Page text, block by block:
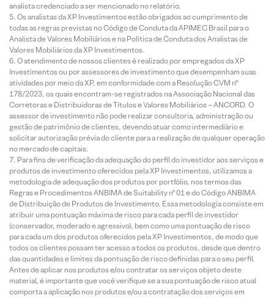
analista credenciado a ser mencionado no relatório.
Os analistas da XP Investimentos estão obrigados ao cumprimento de
todas as regras previstas no Código de Conduta da APIMEC Brasil para o
Analista de Valores Mobiliários e na Política de Conduta dos Analistas de
Valores Mobiliários da XP Investimentos.
O atendimento de nossos clientes é realizado por empregados da XP
Investimentos ou por assessores de investimento que desempenham suas
atividades por meio da XP, em conformidade com a Resolução CVM nº
178/2023, os quais encontram-se registrados na Associação Nacional das
Corretoras e Distribuidoras de Títulos e Valores Mobiliários – ANCORD. O
assessor de investimento não pode realizar consultoria, administração ou
gestão de patrimônio de clientes, devendo atuar como intermediário e
solicitar autorização prévia do cliente para a realização de qualquer operação
no mercado de capitais.
Para fins de verificação da adequação do perfil do investidor aos serviços e
produtos de investimento oferecidos pela XP Investimentos, utilizamos a
metodologia de adequação dos produtos por portfólio, nos termos das
Regras e Procedimentos ANBIMA de Suitability nº 01 e do Código ANBIMA
de Distribuição de Produtos de Investimento. Essa metodologia consiste em
atribuir uma pontuação máxima de risco para cada perfil de investidor
(conservador, moderado e agressivo), bem como uma pontuação de risco
para cada um dos produtos oferecidos pela XP Investimentos, de modo que
todos os clientes possam ter acesso a todos os produtos, desde que dentro
das quantidades e limites da pontuação de risco definidas para o seu perfil.
Antes de aplicar nos produtos e/ou contratar os serviços objeto deste
material, é importante que você verifique se a sua pontuação de risco atual
comporta a aplicação nos produtos e/ou a contratação dos serviços em